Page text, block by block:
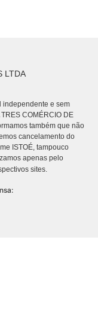
LTDA
independente e sem
COMÉRCIO DE
também que não
cancelamento do
ISTOÉ, tampouco
apenas pelo
sites.